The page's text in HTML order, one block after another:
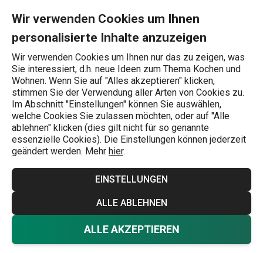
Wir verwenden Cookies um Ihnen
personalisierte Inhalte anzuzeigen
Wir verwenden Cookies um Ihnen nur das zu zeigen, was
Sie interessiert, d.h. neue Ideen zum Thema Kochen und
Wohnen. Wenn Sie auf "Alles akzeptieren" klicken,
stimmen Sie der Verwendung aller Arten von Cookies zu.
Im Abschnitt "Einstellungen" können Sie auswählen,
welche Cookies Sie zulassen möchten, oder auf "Alle
ablehnen" klicken (dies gilt nicht für so genannte
essenzielle Cookies). Die Einstellungen können jederzeit
geändert werden. Mehr hier.
EINSTELLUNGEN
ALLE ABLEHNEN
ALLE AKZEPTIEREN
Wonach suchen Sie?
Kochgabeln
Gabel WOODY 30 cm